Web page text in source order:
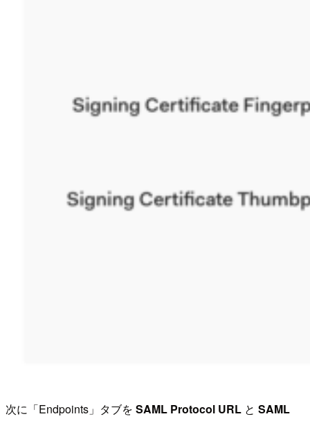
次に「Endpoints」タブを SAML Protocol URL と SAML